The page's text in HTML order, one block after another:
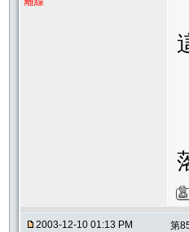
2003-12-10 01:13 PM 第